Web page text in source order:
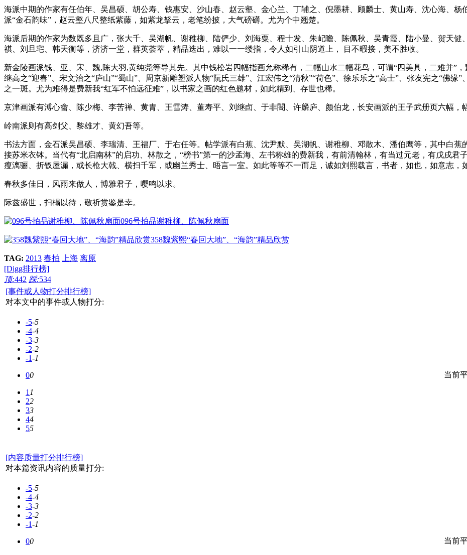
海派中期的作家有任伯年、吴昌硕、胡公寿、钱惠安、沙山春、赵云壑、金心兰、丁辅之、倪墨耕、顾麟士、黄山寿、沈心海、
派“金石韵味”，赵云壑八尺整纸紫藤，如紫龙拏云，老笔纷披，大气磅礴。尤为个中翘楚。
海派后期的作家为数既多且广，张大千、吴湖帆、谢稚柳、陆俨少、刘海粟、程十发、朱屺瞻、陈佩秋、吴青霞、陆小曼、贺天
祺、刘旦宅、韩天衡等，济济一堂，群英荟萃，精品迭出，难以一一缕指，令人如引山阴道上， 目不暇接，美不胜收。
新金陵画派钱、亚、宋、魏,陈大羽,黄纯尧等导其先。其中钱松岩四幅指画允称稀有，二幅山水二幅花鸟，可谓“四美具，二难并”
继高之“迎春”、宋文治之“庐山”“蜀山”、周京新雕塑派人物“阮氏三雄”、江宏伟之“清秋”“荷色”、徐乐乐之“高士”、张友宪之“佛缘
之一斑。尤为难得是费新我“红军不怕远征难”，以书家之画的红色题材，如此精到、存世也稀。
京津画派有溥心畬、陈少梅、李苦禅、黄胄、王雪涛、董寿平、刘继卣、于非闇、许麟庐、颜伯龙，长安画派的王子武册页六幅，
岭南派则有高剑父、黎雄才、黄幻吾等。
书法方面，金石派吴昌硕、李瑞清、王福厂、于右任等。帖学派有白蕉、沈尹默、吴湖帆、谢稚柳、邓散木、潘伯鹰等，其中白
接苏米衣钵。当代有“北启南林”的启功、林散之，“榜书”第一的沙孟海、左书称雄的费新我，有前清翰林，有当过元老，有戊戌
瘦漓骊、折钗屋漏，或长枪大戟、横扫千军，或幽兰秀士、晤言一室。如此等等不一而足，诚如刘熙载言，书者，如也，如意志，
春秋多佳日，风雨来做人，博雅君子，嘤鸣以求。
际兹盛世，扫榻以待，敬祈赏鉴是幸。
096号拍品谢稚柳、陈佩秋扇面
358魏紫熙“春回大地”、“海韵”精品欣赏
TAG: 2013 春拍 上海 离原
[Digg排行榜]
顶:442 踩:534
[事件或人物打分排行榜]
对本文中的事件或人物打分:
-5-5
-4-4
-3-3
-2-2
-1-1
00
11
22
33
44
55
当前
[内容质量打分排行榜]
对本篇资讯内容的质量打分:
-5-5
-4-4
-3-3
-2-2
-1-1
00
当前